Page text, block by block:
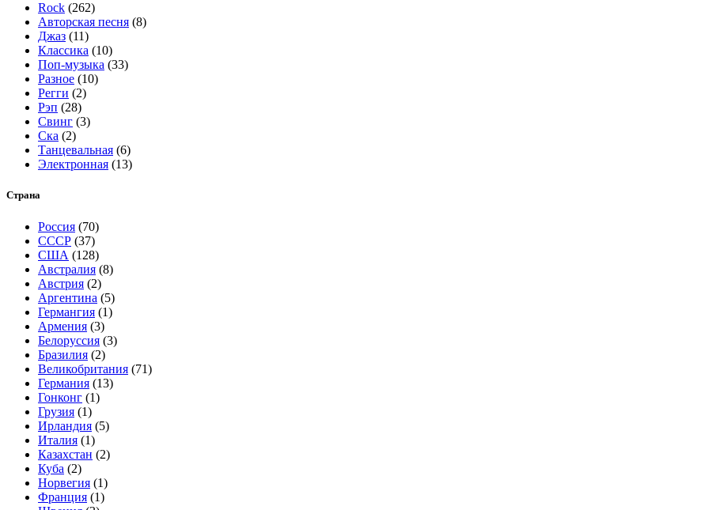
Rock (262)
Авторская песня (8)
Джаз (11)
Классика (10)
Поп-музыка (33)
Разное (10)
Регги (2)
Рэп (28)
Свинг (3)
Ска (2)
Танцевальная (6)
Электронная (13)
Страна
Россия (70)
СССР (37)
США (128)
Австралия (8)
Австрия (2)
Аргентина (5)
Германгия (1)
Армения (3)
Белоруссия (3)
Бразилия (2)
Великобритания (71)
Германия (13)
Гонконг (1)
Грузия (1)
Ирландия (5)
Италия (1)
Казахстан (2)
Куба (2)
Норвегия (1)
Франция (1)